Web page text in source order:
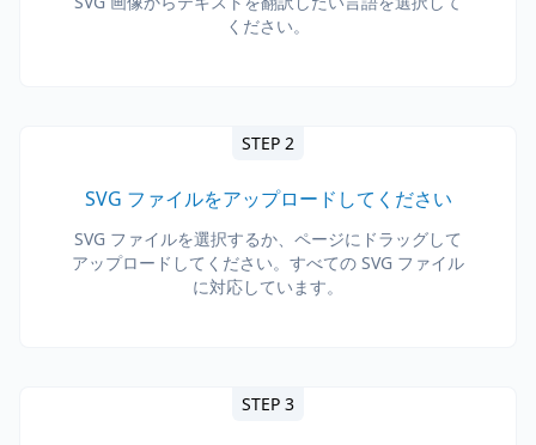
ください。
STEP 2
SVG ファイルをアップロードしてください
SVG ファイルを選択するか、ページにドラッグして
アップロードしてください。すべての SVG ファイル
に対応しています。
STEP 3